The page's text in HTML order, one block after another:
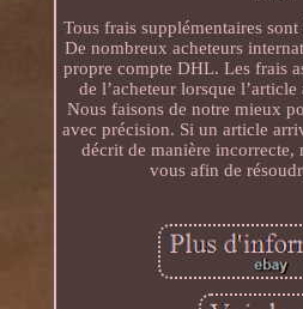
Tous frais supplémentaires sont
De nombreux acheteurs
propre compte DHL. Les frais
de l’acheteur lorsque
Nous faisons de notre mieux
avec précision. Si un article
décrit de manière incorrecte,
vous afin de